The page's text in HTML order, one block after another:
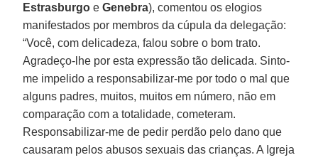
Estrasburgo eGenebra), comentou os elogios
manifestados por membros da cúpula da delegação:
“Você, com delicadeza, falou sobre o bom trato.
Agradeço-lhe por esta expressão tão delicada. Sinto-
me impelido a responsabilizar-me por todo o mal que
alguns padres, muitos, muitos em número, não em
comparação com a totalidade, cometeram.
Responsabilizar-me de pedir perdão pelo dano que
causaram pelos abusos sexuais das crianças. A Igreja